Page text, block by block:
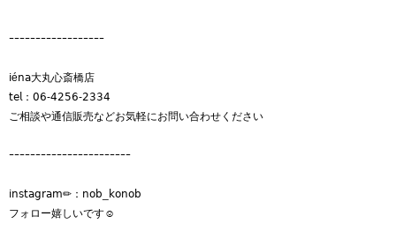
ｰｰｰｰｰｰｰｰｰｰｰｰｰｰｰｰｰｰ
𝗂é𝗇𝖺大丸心斎橋店⠀
𝗍𝖾𝗅：𝟢𝟨-𝟦𝟤𝟧𝟨-𝟤𝟥𝟥𝟦⠀
ご相談や通信販売などお気軽にお問い合わせください
ｰｰｰｰｰｰｰｰｰｰｰｰｰｰｰｰｰｰｰｰｰｰｰ
𝗂𝗇𝗌𝗍𝖺𝗀𝗋𝖺𝗆✏︎：𝗇𝗈𝖻_𝗄𝗈𝗇𝗈𝖻
フォロー嬉しいです☺︎